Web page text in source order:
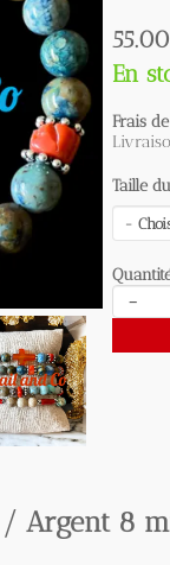
55.00 €
En stock
Frais de
Livraison
Taille du
Quantité :
8 mm